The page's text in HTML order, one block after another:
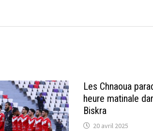
Les Chnaoua
heure matinale
Biskra
20 avril 2025